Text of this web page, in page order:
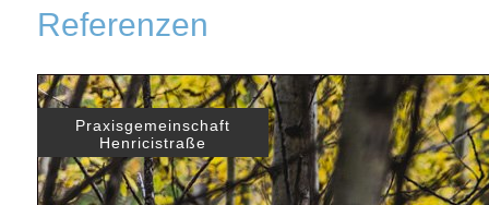
Referenzen
Praxisgemeinschaft
Henricistraße